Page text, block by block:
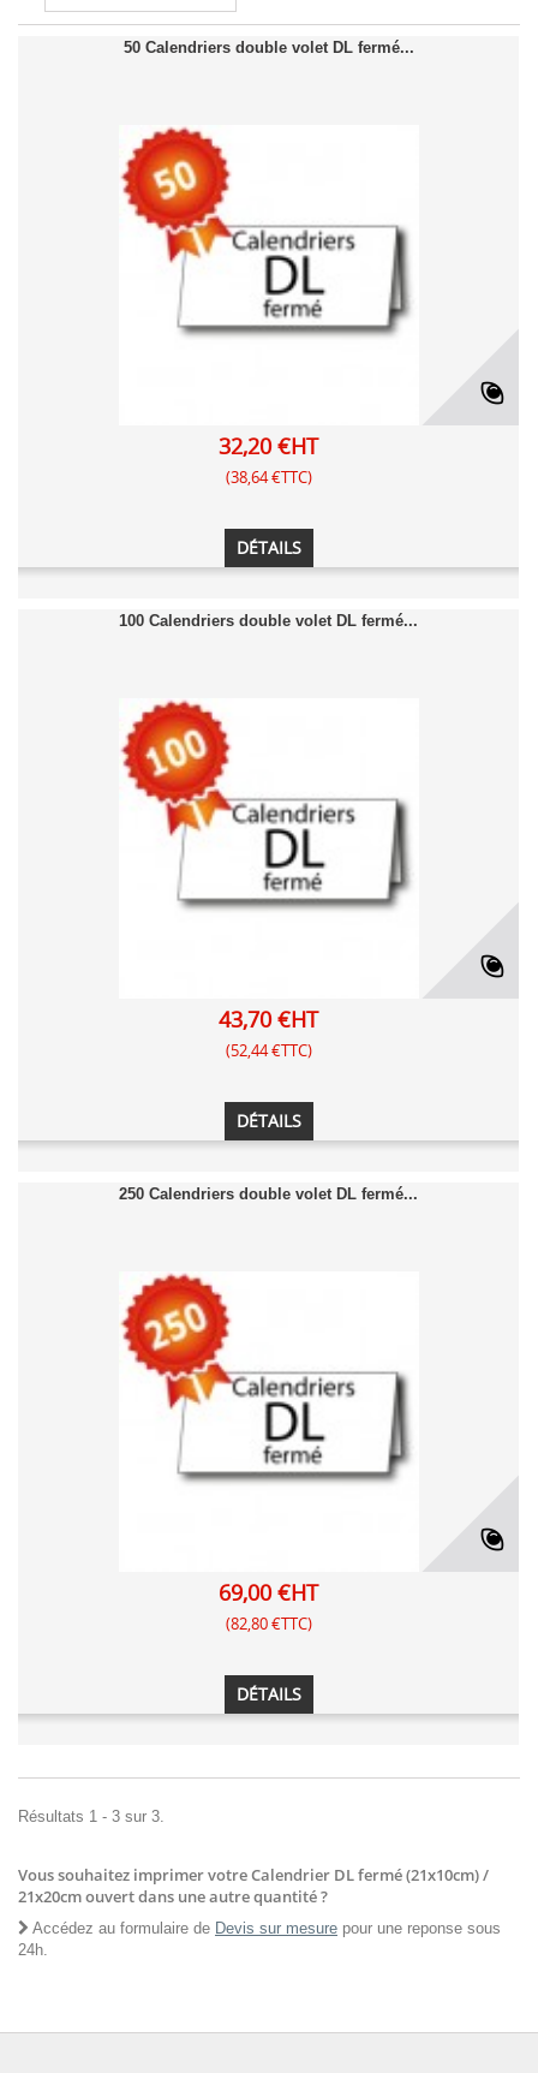
50 Calendriers double volet DL fermé...
32,20 €HT
(38,64 €TTC)
DÉTAILS
100 Calendriers double volet DL fermé...
43,70 €HT
(52,44 €TTC)
DÉTAILS
250 Calendriers double volet DL fermé...
69,00 €HT
(82,80 €TTC)
DÉTAILS
Résultats 1 - 3 sur 3.
Vous souhaitez imprimer votre Calendrier DL fermé (21x10cm) /
21x20cm ouvert dans une autre quantité ?
Accédez au formulaire de Devis sur mesure pour une reponse sous
24h.